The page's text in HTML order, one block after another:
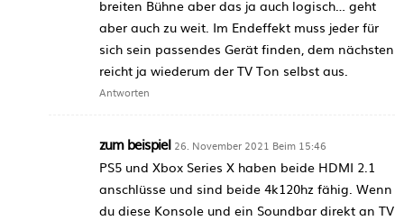
breiten Bühne aber das ja auch logisch… geht
aber auch zu weit. Im Endeffekt muss jeder für
sich sein passendes Gerät finden, dem nächsten
reicht ja wiederum der TV Ton selbst aus.
Antworten
zum beispiel 26. November 2021 Beim 15:46
PS5 und Xbox Series X haben beide HDMI 2.1
anschlüsse und sind beide 4k120hz fähig. Wenn
du diese Konsole und ein Soundbar direkt an TV